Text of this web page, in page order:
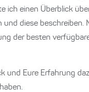
ich einen Überblick
und diese
der besten
und Eure Erfahrung